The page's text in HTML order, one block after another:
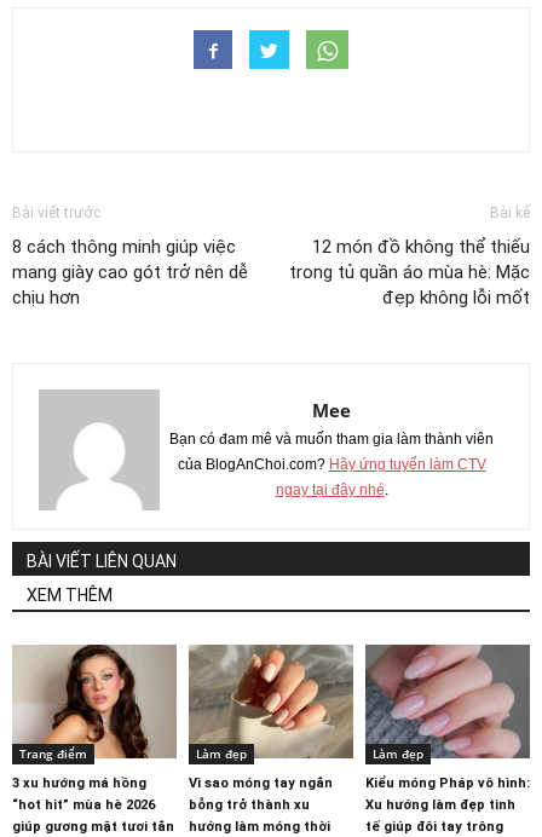
Bài viết trước
8 cách thông minh giúp việc
mang giày cao gót trở nên dễ
chịu hơn
Bài kế
12 món đồ không thể thiếu
trong tủ quần áo mùa hè: Mặc
đẹp không lỗi mốt
Mee
Bạn có đam mê và muốn tham gia làm thành viên
của BlogAnChoi.com? Hãy ứng tuyển làm CTV
ngay tại đây nhé
BÀI VIẾT LIÊN QUAN
XEM THÊM
Trang điểm
3 xu hướng má hồng
“hot hit” mùa hè 2026
giúp gương mặt tươi tắn
Làm đẹp
Vì sao móng tay ngắn
bỗng trở thành xu
hướng làm móng thời
Làm đẹp
Kiểu móng Pháp vô hình:
Xu hướng làm đẹp tinh
tế giúp đôi tay trông